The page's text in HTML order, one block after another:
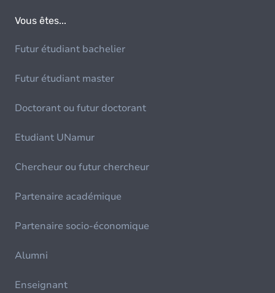
Vous êtes...
Futur étudiant bachelier
Futur étudiant master
Doctorant ou futur doctorant
Etudiant UNamur
Chercheur ou futur chercheur
Partenaire académique
Partenaire socio-économique
Alumni
Enseignant